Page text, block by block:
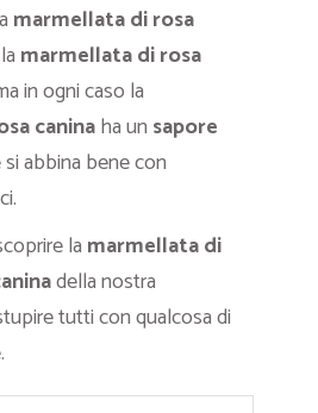
marmellata di rosa
marmellata di rosa
in ogni caso la
caninaha un sapore
abbina bene con
la marmellata di
della nostra
tutti con qualcosa di